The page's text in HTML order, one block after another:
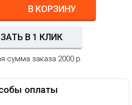
В КОРЗИНУ
В 1 КЛИК
сумма заказа 2000 р.
оплаты